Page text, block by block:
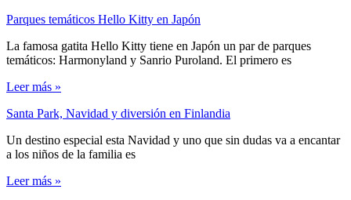
Parques temáticos Hello Kitty en Japón
La famosa gatita Hello Kitty tiene en Japón un par de parques
temáticos: Harmonyland y Sanrio Puroland. El primero es
Leer más »
Santa Park, Navidad y diversión en Finlandia
Un destino especial esta Navidad y uno que sin dudas va a encantar
a los niños de la familia es
Leer más »